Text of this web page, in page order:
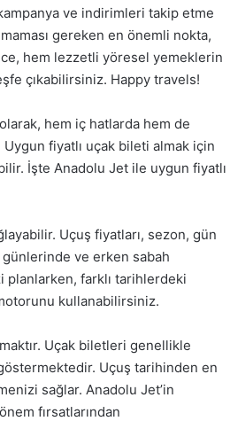
ve indirimleri takip etme
gereken en önemli nokta,
hem lezzetli yöresel yemeklerin
çıkabilirsiniz. Happy travels!
hem iç hatlarda hem de
fiyatlı uçak bileti almak için
İşte Anadolu Jet ile uygun fiyatlı
Uçuş fiyatları, sezon, gün
ve erken sabah
planlarken, farklı tarihlerdeki
kullanabilirsiniz.
Uçak biletleri genellikle
Uçuş tarihinden en
sağlar. Anadolu Jet’in
fırsatlarından